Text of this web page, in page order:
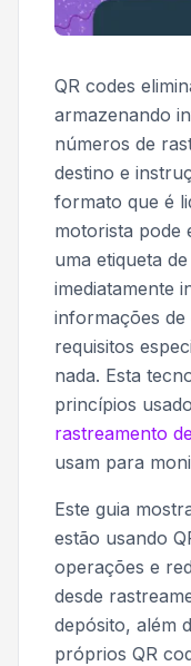
QR codes
armazenando
números de
destino e
formato que é
motorista pode
uma etiqueta
imediatamente
informações
requisitos
nada. Esta
princípios
rastreamento
usam para
Este guia
estão usando
operações e
desde
depósito, além
próprios QR